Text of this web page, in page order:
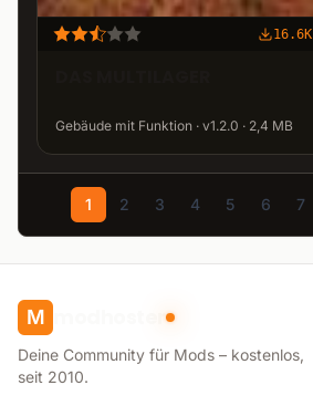
16.6K
Gebäude mit Funktion · v1.2.0 · 2,4 MB
1 2 3 4 5 6 7
M modhoster
Deine Community für Mods – kostenlos,
seit 2010.